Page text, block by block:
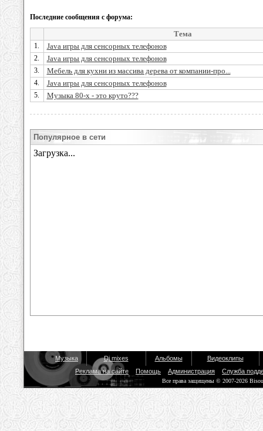
Последние сообщения с форума:
Тема
1. Java игры для сенсорных телефонов
2. Java игры для сенсорных телефонов
3. Мебель для кухни из массива дерева от компании-про...
4. Java игры для сенсорных телефонов
5. Музыка 80-х - это круто???
Популярное в сети
Музыка Dj mixes Альбомы
Видеоклипы
Реклама на сайте
Помощь Администрация Служба
Все права защищены © 2007-2026